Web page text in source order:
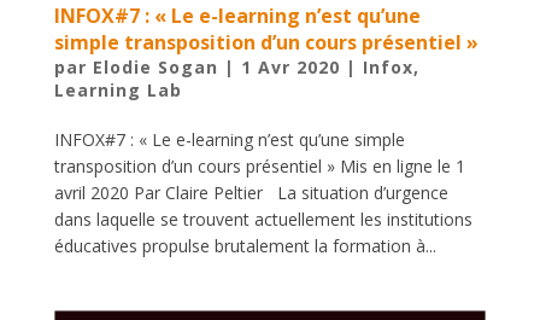
INFOX#7 : « Le e-learning n’est qu’une
simple transposition d’un cours présentiel »
par Elodie Sogan | 1 Avr 2020 | Infox,
Learning Lab
INFOX#7 : « Le e-learning n’est qu’une simple
transposition d’un cours présentiel » Mis en ligne le 1
avril 2020 Par Claire Peltier La situation d’urgence
dans laquelle se trouvent actuellement les institutions
éducatives propulse brutalement la formation à...